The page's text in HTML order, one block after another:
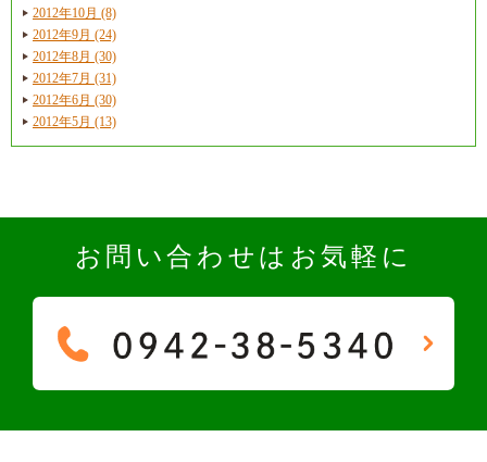
2012年10月 (8)
2012年9月 (24)
2012年8月 (30)
2012年7月 (31)
2012年6月 (30)
2012年5月 (13)
お問い合わせはお気軽に